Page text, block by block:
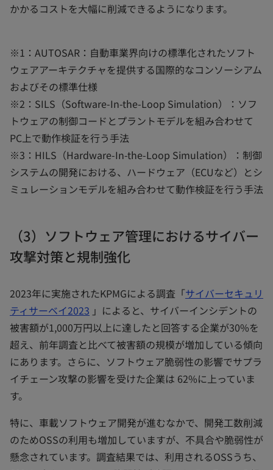
かかるコストを大幅に削減できるようになります。
※1：AUTOSAR：自動車業界向けの標準化されたソフト
ウェアアーキテクチャを提供する国際的なコンソーシアム
およびその標準仕様
※2：SILS（Software-In-the-Loop Simulation）：ソフ
トウェアの制御コードとプラントモデルを組み合わせて
PC上で動作検証を行う手法
※3：HILS（Hardware-In-the-Loop Simulation）：制御
システムの開発における、ハードウェア（ECUなど）とシ
ミュレーションモデルを組み合わせて動作検証を行う手法
（3）ソフトウェア管理におけるサイバー
攻撃対策と規制強化
2023年に実施されたKPMGによる調査「サイバーセキュリ
ティサーベイ2023 」によると、サイバーインシデントの
被害額が1,000万円以上に達したと回答する企業が30%を
超え、前年調査と比べて被害額の規模が増加している傾向
にあります。さらに、ソフトウェア脆弱性の影響でサプラ
イチェーン攻撃の影響を受けた企業は 62%に上っていま
す。
特に、車載ソフトウェア開発が進むなかで、開発工数削減
のためOSSの利用も増加していますが、不具合や脆弱性が
懸念されています。調査結果では、利用されるOSSうち、